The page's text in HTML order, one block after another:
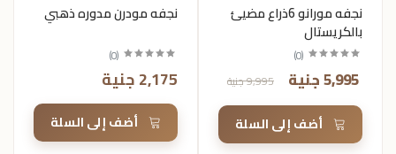
نجفه مورانو 6ذراع مضيئ
بالكريستال
(
0
)
5,995 جنية 9,995 جنية
أضف إلى السلة
نجفه مودرن مدوره ذهبي
(
0
)
2,175 جنية
أضف إلى السلة